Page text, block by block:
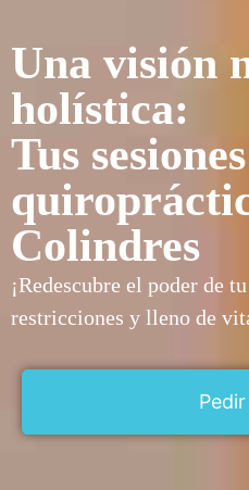
Una visión
holística:
Tus sesiones
Colindres
¡Redescubre el poder de
restricciones y lleno de